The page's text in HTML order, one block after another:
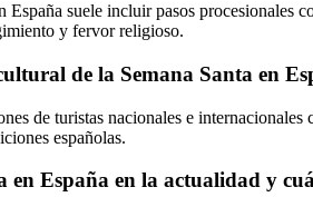
suele incluir pasos procesionales
y fervor religioso.
de la Semana Santa en
de turistas nacionales e
españolas.
en España en la actualidad y